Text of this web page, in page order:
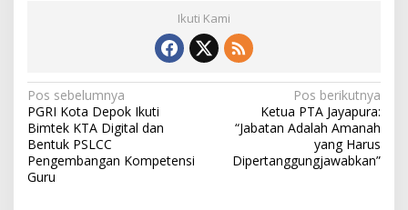
Ikuti Kami
N
a
v
i
Pos sebelumnya
PGRI Kota Depok Ikuti
Bimtek KTA Digital dan
Bentuk PSLCC
Pengembangan Kompetensi
Guru
Pos berikutnya
Ketua PTA Jayapura:
“Jabatan Adalah Amanah
yang Harus
Dipertanggungjawabkan”